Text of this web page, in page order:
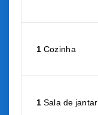
1 Cozinha
1 Sala de jantar